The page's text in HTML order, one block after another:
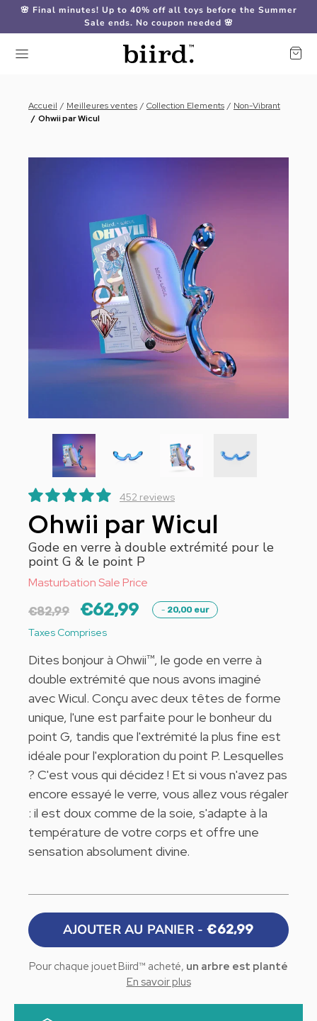
🌸 Final minutes! Up to 40% off all toys before the Summer
Sale ends. No coupon needed 🌸
Accueil Meilleures ventes Collection Elements
Non-Vibrant
Ohwii par Wicul
452 reviews
Ohwii par Wicul
Gode en verre à double extrémité pour le
point G & le point P
Masturbation Sale Price
€82,99 €62,99 - 20,00 eur
Taxes Comprises
Dites bonjour à Ohwii™, le gode en verre à
double extrémité que nous avons imaginé
avec Wicul. Conçu avec deux têtes de forme
unique, l'une est parfaite pour le bonheur du
point G, tandis que l'extrémité la plus fine est
idéale pour l'exploration du point P. Lesquelles
? C'est vous qui décidez ! Et si vous n'avez pas
encore essayé le verre, vous allez vous régaler
: il est doux comme de la soie, s'adapte à la
température de votre corps et offre une
sensation absolument divine.
AJOUTER AU PANIER -€62,99
Pour chaque jouet Biird™ acheté, un arbre est planté
En savoir plus